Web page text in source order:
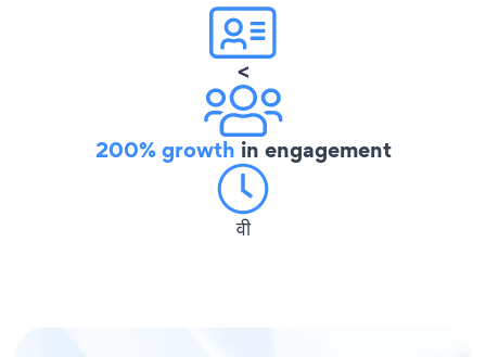
<
200% growth in engagement
वी